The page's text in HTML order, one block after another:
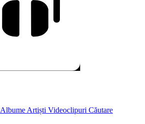
Albume Artiști Videoclipuri Căutare